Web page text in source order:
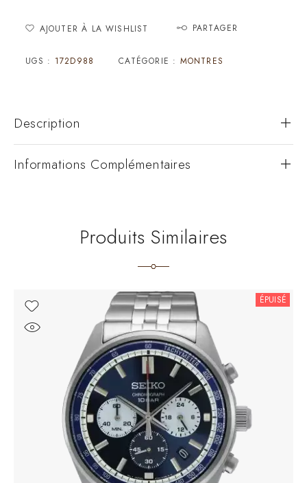
AJOUTER À LA WISHLIST PARTAGER
UGS : 172D988 CATÉGORIE : MONTRES
Description
Informations Complémentaires
Produits Similaires
ÉPUISÉ